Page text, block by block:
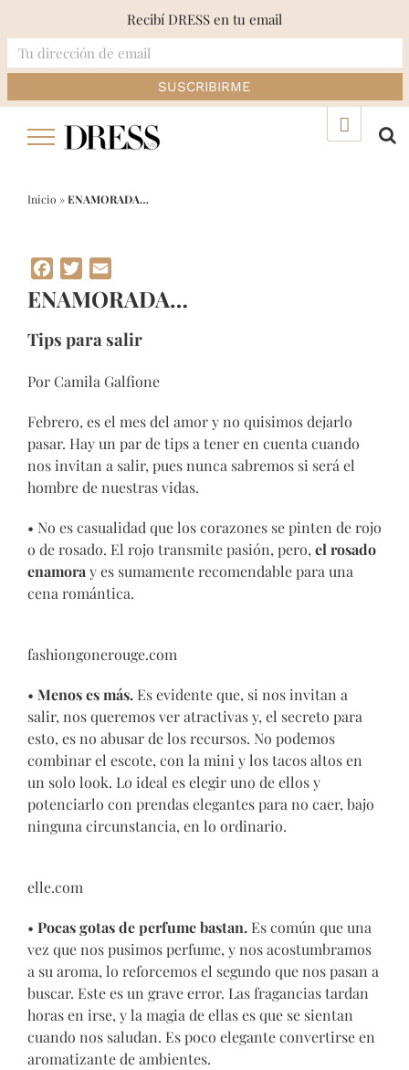
Inicio »ENAMORADA…
Facebook
Twitter
ENAMORADA…
Tips para salir
Por Camila Galfione
Febrero, es el mes del amor y no quisimos dejarlo
pasar. Hay un par de tips a tener en cuenta cuando
nos invitan a salir, pues nunca sabremos si será el
hombre de nuestras vidas.
• No es casualidad que los corazones se pinten de rojo
o de rosado. El rojo transmite pasión, pero, el rosado
enamora y es sumamente recomendable para una
cena romántica.
fashiongonerouge.com
• Menos es más. Es evidente que, si nos invitan a
salir, nos queremos ver atractivas y, el secreto para
esto, es no abusar de los recursos. No podemos
combinar el escote, con la mini y los tacos altos en
un solo look. Lo ideal es elegir uno de ellos y
potenciarlo con prendas elegantes para no caer, bajo
ninguna circunstancia, en lo ordinario.
elle.com
• Pocas gotas de perfume bastan. Es común que una
vez que nos pusimos perfume, y nos acostumbramos
a su aroma, lo reforcemos el segundo que nos pasan a
buscar. Este es un grave error. Las fragancias tardan
horas en irse, y la magia de ellas es que se sientan
cuando nos saludan. Es poco elegante convertirse en
aromatizante de ambientes.
Recibí DRESS en tu email